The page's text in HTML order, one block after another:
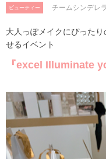
ビューティー チームシンデレラ
大人っぽメイクにぴったり
せるイベント
『excel Illuminate